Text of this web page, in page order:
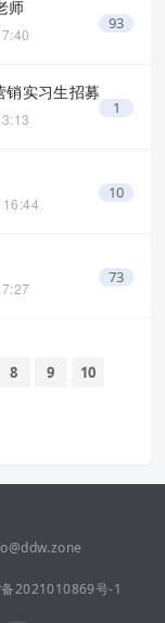
93
师
1
销实习生招募
10
73
8 9
10
2021010869号-1